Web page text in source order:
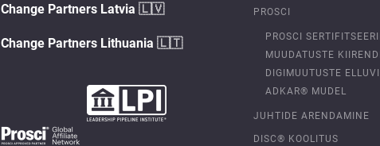
Change Partners Latvia 🇱🇻
Change Partners Lithuania 🇱🇹
PROSCI
PROSCI
MUUDATUSTE KIIRENDI
DIGIMUUTUSTE
ADKAR® MUDEL
JUHTIDE ARENDAMINE
DISC® KOOLITUS